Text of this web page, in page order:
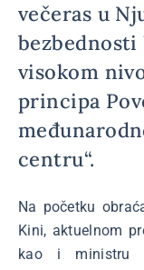
večeras u
visokom
principa
centru“.
Na početku
Kini, aktuelnom
kao i ministru